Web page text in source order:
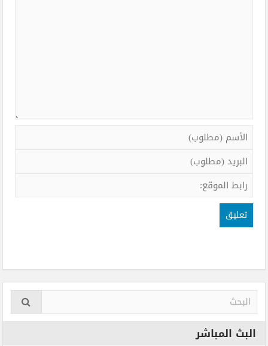
البث المباشر